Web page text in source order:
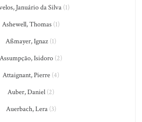
Januário da Silva (1)
Ashewell, Thomas (1)
Aßmayer, Ignaz (1)
Assumpção, Isidoro (2)
Attaignant, Pierre (4)
Auber, Daniel (2)
Auerbach, Lera(3)